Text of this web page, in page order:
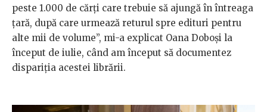
peste 1.000 de cărți care trebuie să ajungă în întreaga
țară, după care urmează returul spre edituri pentru
alte mii de volume”, mi-a explicat Oana Doboși la
început de iulie, când am început să documentez
dispariția acestei librării.